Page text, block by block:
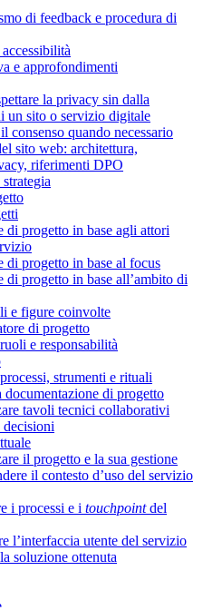
di feedback e procedura di
e approfondimenti
la privacy sin dalla
un sito o servizio digitale
consenso quando necessario
sito web: architettura,
riferimenti DPO
di progetto in base agli attori
di progetto in base al focus
di progetto in base all’ambito di
e figure coinvolte
di progetto
e responsabilità
strumenti e rituali
documentazione di progetto
tavoli tecnici collaborativi
decisioni
il progetto e la sua gestione
il contesto d’uso del servizio
i processi e i touchpointdel
l’interfaccia utente del servizio
soluzione ottenuta